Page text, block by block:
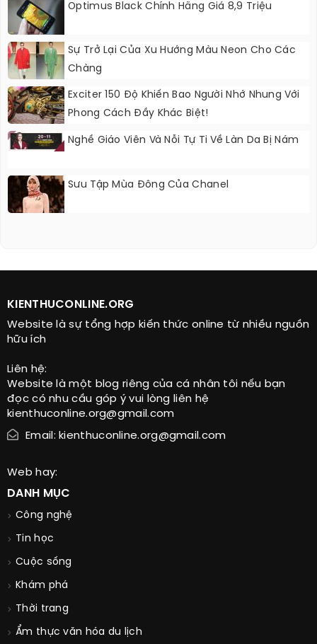
Optimus Black Chính Hãng Giá 8,9 Triệu
Sự Trở Lại Của Xu Hướng Màu Neon Cho Các
Chàng
Exciter 150 Độ Khiến Bao Người Nhớ Nhung Với
Phong Cách Đầy Khác Biệt!
Nghề Giáo Viên Và Nỗi Tự Ti Về Làn Da Bị Nám
Sưu Tập Mùa Đông Của Chanel
KIENTHUCONLINE.ORG
Website là sự tổng hợp kiến thức online từ nhiều nguồn
hữu ích
Liên hệ:
Website là một blog riêng của cá nhân tôi nếu bạn
đọc có nhu cầu góp ý vui lòng liên hệ
kienthuconline.org@gmail.com
Email: kienthuconline.org@gmail.com
Web hay:
DANH MỤC
Công nghệ
Tin học
Cuộc sống
Khám phá
Thời trang
Ẩm thực văn hóa du lịch